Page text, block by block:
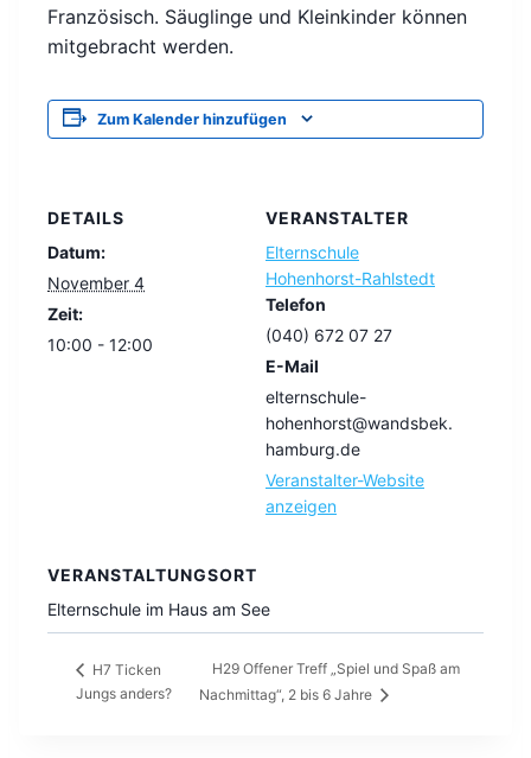
Französisch. Säuglinge und Kleinkinder können
mitgebracht werden.
Zum Kalender hinzufügen
DETAILS
Datum:
November 4
Zeit:
10:00 - 12:00
VERANSTALTER
Elternschule
Hohenhorst-Rahlstedt
Telefon
(040) 672 07 27
E-Mail
elternschule-
hohenhorst@wandsbek.
hamburg.de
Veranstalter-Website
anzeigen
VERANSTALTUNGSORT
Elternschule im Haus am See
H7 Ticken
Jungs anders?
H29 Offener Treff „Spiel und Spaß am
Nachmittag“, 2 bis 6 Jahre